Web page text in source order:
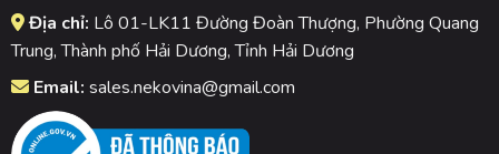
Địa chỉ: Lô 01-LK11 Đường Đoàn Thượng, Phường Quang
Trung, Thành phố Hải Dương, Tỉnh Hải Dương
Email: sales.nekovina@gmail.com